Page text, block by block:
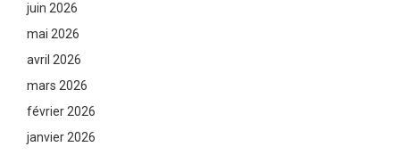
juin 2026
mai 2026
avril 2026
mars 2026
février 2026
janvier 2026